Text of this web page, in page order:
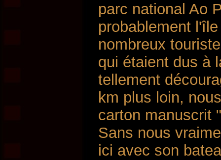
parc national Ao
probablement
nombreux
qui étaient dus à
tellement
km plus loin,
carton manuscrit
Sans nous
ici avec son